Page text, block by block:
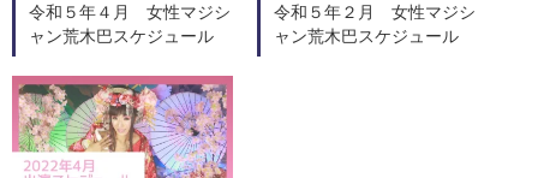
令和５年４月 女性マジシ
ャン荒木巴スケジュール
令和５年２月 女性マジシ
ャン荒木巴スケジュール